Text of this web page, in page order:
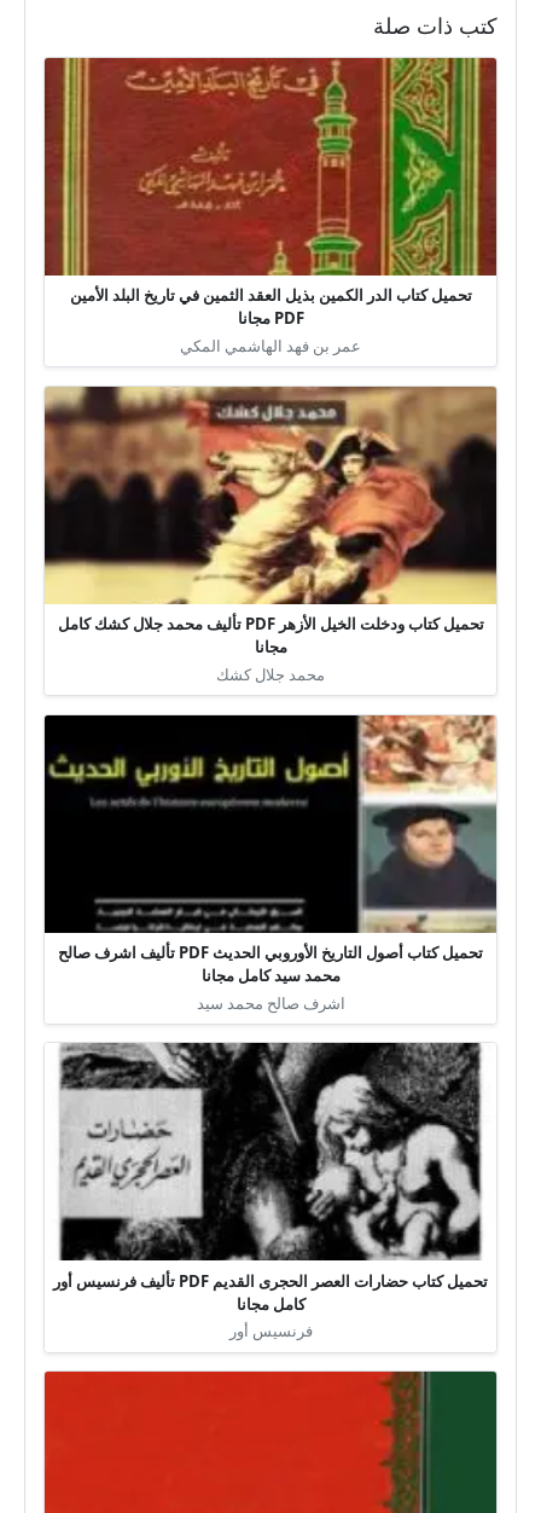
كتب ذات صلة
تحميل كتاب الدر الكمين بذيل العقد الثمين في تاريخ البلد الأمين
PDF مجانا
عمر بن فهد الهاشمي المكي
تحميل كتاب ودخلت الخيل الأزهر PDF تأليف محمد جلال كشك كامل
مجانا
محمد جلال كشك
تحميل كتاب أصول التاريخ الأوروبي الحديث PDF تأليف اشرف صالح
محمد سيد كامل مجانا
اشرف صالح محمد سيد
تحميل كتاب حضارات العصر الحجرى القديم PDF تأليف فرنسيس أور
كامل مجانا
فرنسيس أور